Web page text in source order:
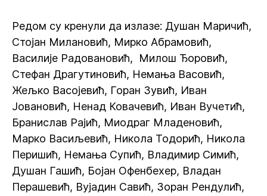
Редом су кренули да излазе: Душан Маричић,
Стојан Милановић, Мирко Абрамовић,
Василије Радовановић, Милош Ђоровић,
Стефан Драгутиновић, Немања Васовић,
Жељко Васојевић, Горан Зувић, Иван
Јовановић, Ненад Ковачевић, Иван Вучетић,
Бранислав Рајић, Миодраг Младеновић,
Марко Васиљевић, Никола Тодорић, Никола
Перишић, Немања Супић, Владимир Симић,
Душан Гашић, Бојан Офенбехер, Владан
Перашевић, Вујадин Савић, Зоран Рендулић,